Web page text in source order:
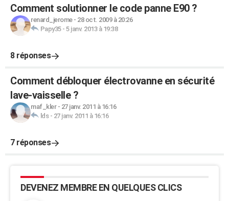
Comment solutionner le code panne E90 ?
renard_jerome- 28 oct. 2009 à 20:26
Papy35- 5 janv. 2013 à 19:38
8 réponses
Comment débloquer électrovanne en sécurité
lave-vaisselle ?
maf_kler- 27 janv. 2011 à 16:16
lds- 27 janv. 2011 à 16:16
7 réponses
DEVENEZ MEMBRE EN QUELQUES CLICS